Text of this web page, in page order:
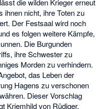
ihnen nicht, ihre Toten zu
Der Festsaal wird noch
es folgen weitere Kämpfe,
Die Burgunden
ihre Schwester zu
Morden zu verhindern.
das Leben der
Hagens zu verschonen
Dieser Vorschlag
Kriemhild von Rüdiger,